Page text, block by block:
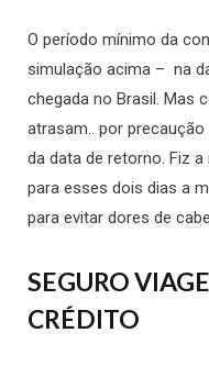
O período mínimo da
simulação acima – na
chegada no Brasil. Mas
atrasam.. por
da data de retorno. Fiz
para esses dois dias a
para evitar dores de
SEGURO
CRÉDITO